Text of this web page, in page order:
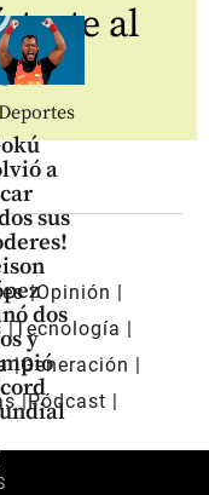
a
sus
dos
y
al
Opinión
Tecnología
Generación
Pódcast